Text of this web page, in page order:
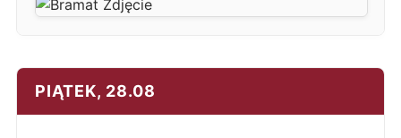
PIĄTEK, 28.08